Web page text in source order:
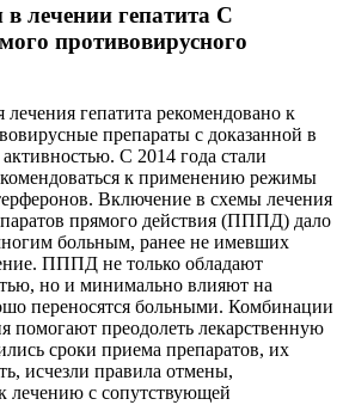
лечении гепатита С
противовирусного
гепатита рекомендовано к
препараты с доказанной в
С 2014 года стали
к применению режимы
Включение в схемы лечения
прямого действия (ПППД) дало
больным, ранее не имевших
ПППД не только обладают
но и минимально влияют на
переносятся больными. Комбинации
помогают преодолеть лекарственную
сроки приема препаратов, их
исчезли правила отмены,
лечению с сопутствующей